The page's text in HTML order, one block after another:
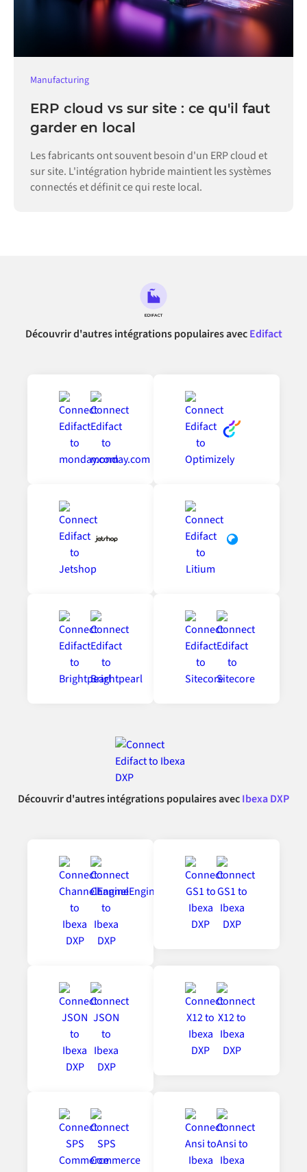
Manufacturing
ERP cloud vs sur site : ce qu'il faut
garder en local
Les fabricants ont souvent besoin d'un ERP cloud et
sur site. L'intégration hybride maintient les systèmes
connectés et définit ce qui reste local.
Découvrir d'autres intégrations populaires avecEdifact
Découvrir d'autres intégrations populaires avecIbexa DXP